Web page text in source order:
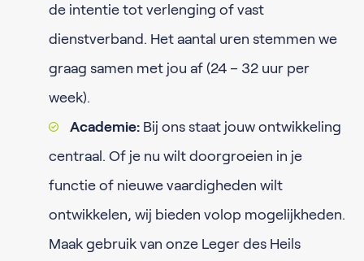
de intentie tot verlenging of vast
dienstverband. Het aantal uren stemmen we
graag samen met jou af (24 – 32 uur per
week).
Academie: Bij ons staat jouw ontwikkeling
centraal. Of je nu wilt doorgroeien in je
functie of nieuwe vaardigheden wilt
ontwikkelen, wij bieden volop mogelijkheden.
Maak gebruik van onze Leger des Heils